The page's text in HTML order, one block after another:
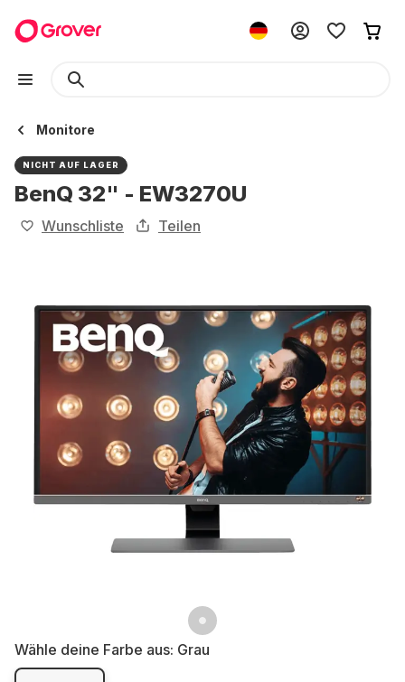
Monitore
NICHT AUF LAGER
BenQ 32" - EW3270U
Wunschliste Teilen
Wähle deine Farbe aus: Grau